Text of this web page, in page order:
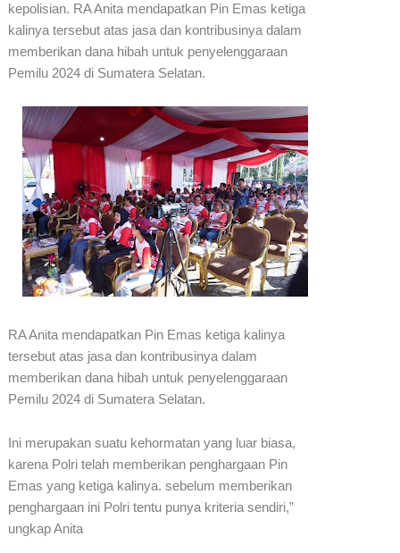
kepolisian. RA Anita mendapatkan Pin Emas ketiga
kalinya tersebut atas jasa dan kontribusinya dalam
memberikan dana hibah untuk penyelenggaraan
Pemilu 2024 di Sumatera Selatan.
RA Anita mendapatkan Pin Emas ketiga kalinya
tersebut atas jasa dan kontribusinya dalam
memberikan dana hibah untuk penyelenggaraan
Pemilu 2024 di Sumatera Selatan.
Ini merupakan suatu kehormatan yang luar biasa,
karena Polri telah memberikan penghargaan Pin
Emas yang ketiga kalinya. sebelum memberikan
penghargaan ini Polri tentu punya kriteria sendiri,”
ungkap Anita